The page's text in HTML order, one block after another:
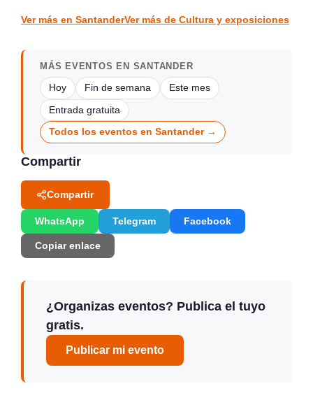
Ver más en SantanderVer más de Cultura y exposiciones
MÁS EVENTOS EN SANTANDER
Hoy Fin de semana Este mes
Entrada gratuita
Todos los eventos en Santander →
Compartir
Compartir
WhatsApp Telegram Facebook
Copiar enlace
¿Organizas eventos? Publica el tuyo
gratis.
Publicar mi evento